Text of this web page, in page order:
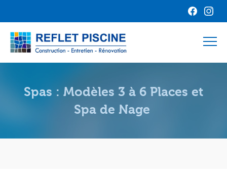
Spas : Modèles 3 à 6 Places et
Spa de Nage